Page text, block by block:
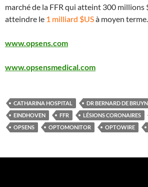
marché de la FFR qui atteint 300 millions
atteindre le 1 milliard $USà moyen terme.
www.opsens.com
www.opsensmedical.com
CATHARINA HOSPITAL DR BERNARD DE
EINDHOVEN
FFR LÉSIONS CORONAIRES
OPSENS
OPTOMONITOR OPTOWIRE